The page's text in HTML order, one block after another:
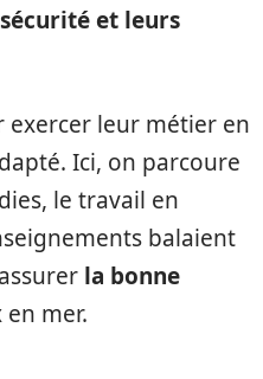
et leurs
exercer leur métier en
Ici, on parcoure
le travail en
balaient
la bonne
mer.